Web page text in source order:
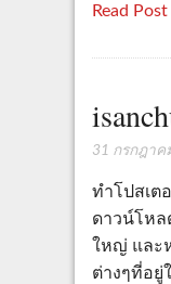
Read
31 กรกฎาค
ทำโปสเต
ดาวน์โหล
ใหญ่ และ
ต่างๆที่อยู่